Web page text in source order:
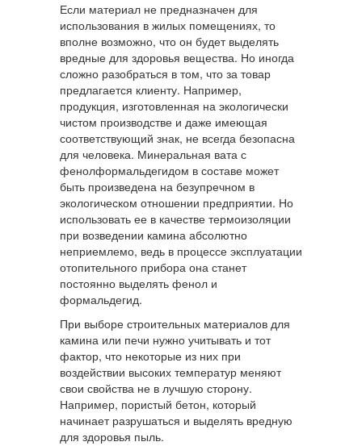
Если материал не предназначен для
использования в жилых помещениях, то
вполне возможно, что он будет выделять
вредные для здоровья вещества. Но иногда
сложно разобраться в том, что за товар
предлагается клиенту. Например,
продукция, изготовленная на экологически
чистом производстве и даже имеющая
соответствующий знак, не всегда безопасна
для человека. Минеральная вата с
фенолформальдегидом в составе может
быть произведена на безупречном в
экологическом отношении предприятии. Но
использовать ее в качестве термоизоляции
при возведении камина абсолютно
неприемлемо, ведь в процессе эксплуатации
отопительного прибора она станет
постоянно выделять фенол и
формальдегид.
При выборе строительных материалов для
камина или печи нужно учитывать и тот
фактор, что некоторые из них при
воздействии высоких температур меняют
свои свойства не в лучшую сторону.
Например, пористый бетон, который
начинает разрушаться и выделять вредную
для здоровья пыль.